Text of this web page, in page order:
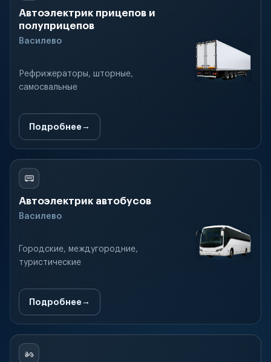
Автоэлектрик прицепов и
полуприцепов
Василево
Рефрижераторы, шторные,
самосвальные
Подробнее
Автоэлектрик автобусов
Василево
Городские, междугородние,
туристические
Подробнее